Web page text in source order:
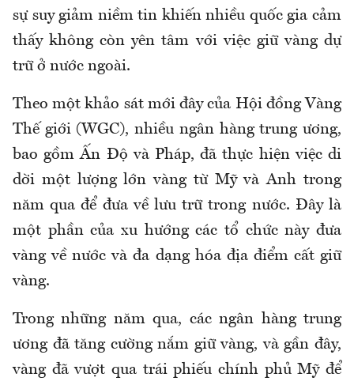
sự suy giảm niềm tin khiến nhiều quốc gia cảm
thấy không còn yên tâm với việc giữ vàng dự
trữ ở nước ngoài.
Theo một khảo sát mới đây của Hội đồng Vàng
Thế giới (WGC), nhiều ngân hàng trung ương,
bao gồm Ấn Độ và Pháp, đã thực hiện việc di
dời một lượng lớn vàng từ Mỹ và Anh trong
năm qua để đưa về lưu trữ trong nước. Đây là
một phần của xu hướng các tổ chức này đưa
vàng về nước và đa dạng hóa địa điểm cất giữ
vàng.
Trong những năm qua, các ngân hàng trung
ương đã tăng cường nắm giữ vàng, và gần đây,
vàng đã vượt qua trái phiếu chính phủ Mỹ để